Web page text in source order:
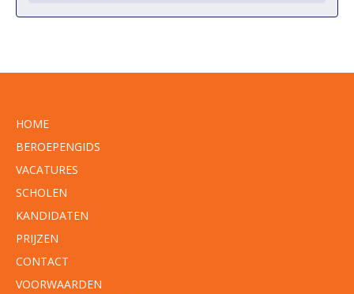
HOME
BEROEPENGIDS
VACATURES
SCHOLEN
KANDIDATEN
PRIJZEN
CONTACT
VOORWAARDEN